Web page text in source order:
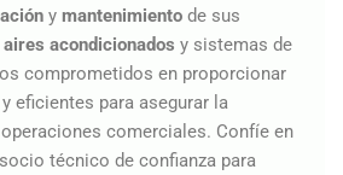
y mantenimiento de sus
aires acondicionados y sistemas de
comprometidos en proporcionar
eficientes para asegurar la
comerciales. Confíe en
técnico de confianza para